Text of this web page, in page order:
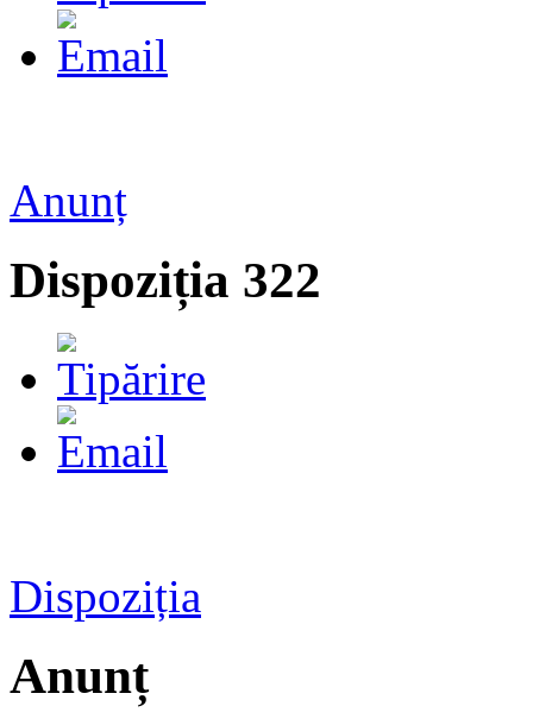
Anunț
Dispoziția 322
Dispoziția
Anunț